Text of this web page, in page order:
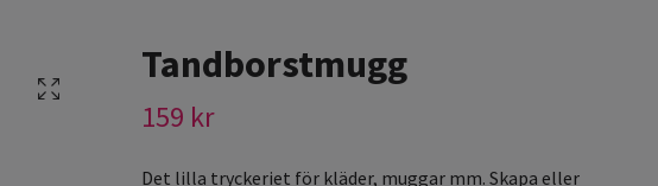
Tandborstmugg
159 kr
Det lilla tryckeriet för kläder, muggar mm. Skapa eller